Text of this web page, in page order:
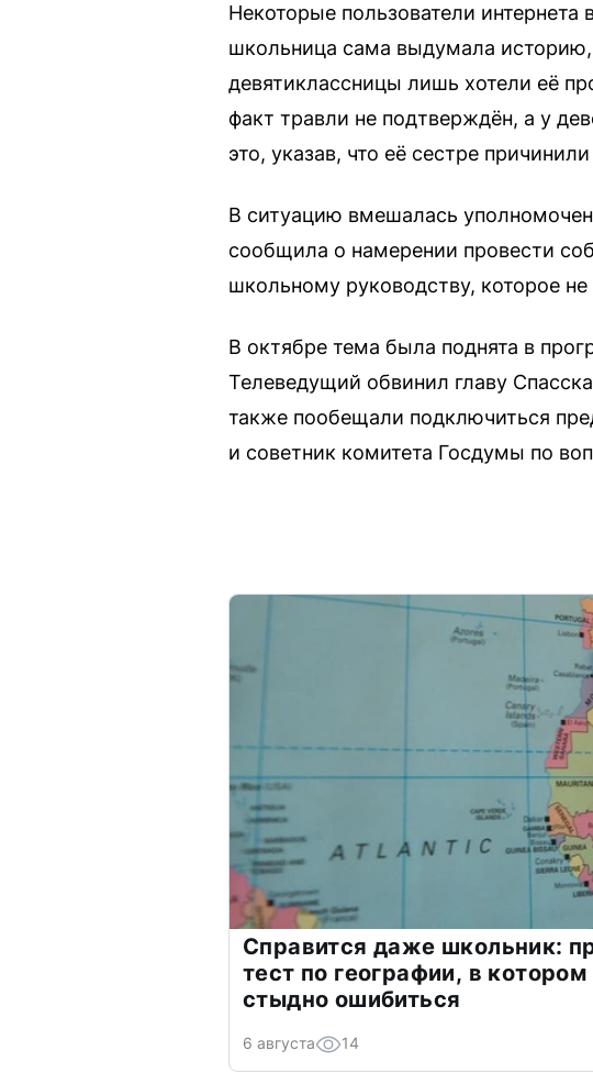
Некоторые пользователи
школьница сама выдумала
девятиклассницы лишь хотели её
факт травли не подтверждён, а у
это, указав, что её сестре
В ситуацию вмешалась
сообщила о намерении провести
школьному руководству, которое
В октябре тема была поднята в
Телеведущий обвинил главу
также пообещали подключиться
и советник комитета Госдумы по
Справится даже школьник:
тест по географии, в котором
стыдно ошибиться
6 августа 14